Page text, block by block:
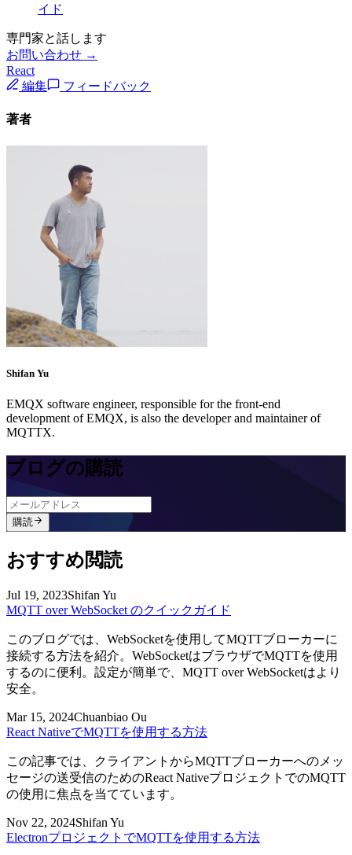
イド
専門家と話します
お問い合わせ →
React
編集
フィードバック
著者
Shifan Yu
EMQX software engineer, responsible for the front-end
development of EMQX, is also the developer and maintainer of
MQTTX.
ブログの購読
購読
おすすめ閲読
Jul 19, 2023Shifan Yu
MQTT over WebSocket のクイックガイド
このブログでは、WebSocketを使用してMQTTブローカーに
接続する方法を紹介。WebSocketはブラウザでMQTTを使用
するのに便利。設定が簡単で、MQTT over WebSocketはより
安全。
Mar 15, 2024Chuanbiao Ou
React NativeでMQTTを使用する方法
この記事では、クライアントからMQTTブローカーへのメッ
セージの送受信のためのReact NativeプロジェクトでのMQTT
の使用に焦点を当てています。
Nov 22, 2024Shifan Yu
ElectronプロジェクトでMQTTを使用する方法